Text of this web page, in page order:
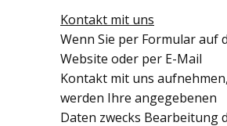
Kontakt mit uns
Wenn Sie per Formular auf
Website oder per E-Mail
Kontakt mit uns aufnehmen,
werden Ihre angegebenen
Daten zwecks Bearbeitung